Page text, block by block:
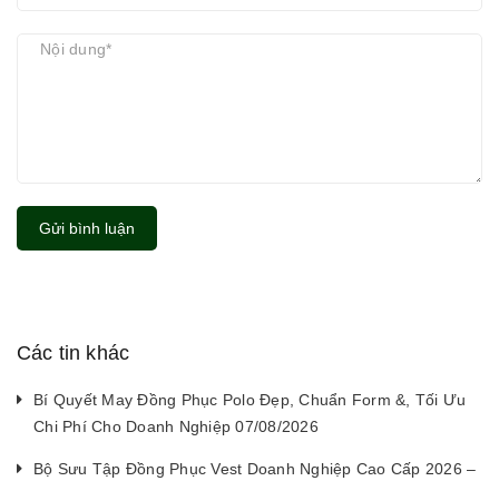
Gửi bình luận
Các tin khác
Bí Quyết May Đồng Phục Polo Đẹp, Chuẩn Form &, Tối Ưu
Chi Phí Cho Doanh Nghiệp 07/08/2026
Bộ Sưu Tập Đồng Phục Vest Doanh Nghiệp Cao Cấp 2026 –